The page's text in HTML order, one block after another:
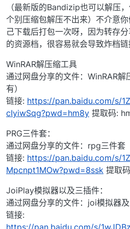
（最新版的Bandizip也可以解压
个别压缩包解压不出来）不介意
己下载后打包一次呀，因为转存
的资源档，很容易就会导致炸档链
WinRAR解压缩工具
通过网盘分享的文件：WinRAR
有）
链接: https://pan.baidu.com/s/
cIyiwSqg?pwd=hm8y 提取码:
PRG三件套：
通过网盘分享的文件：rpg三件套
链接: https://pan.baidu.com/s/
Mpcnpt1MOw?pwd=8ssk 提取
JoiPlay模拟器以及三插件：
通过网盘分享的文件：joi模拟器
链接:
https://pan.baidu.com/s/